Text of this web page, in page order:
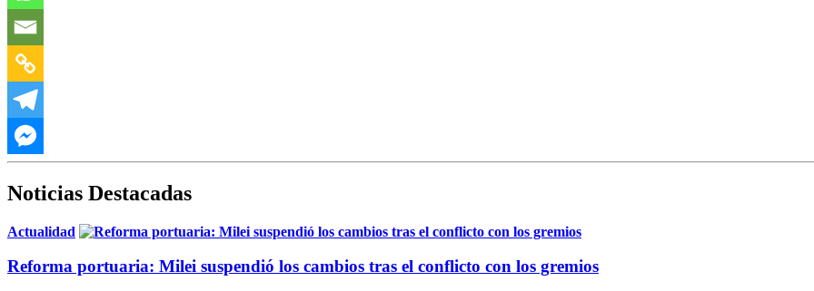
Noticias Destacadas
Actualidad
Reforma portuaria: Milei suspendió los cambios tras el conflicto con los gremios